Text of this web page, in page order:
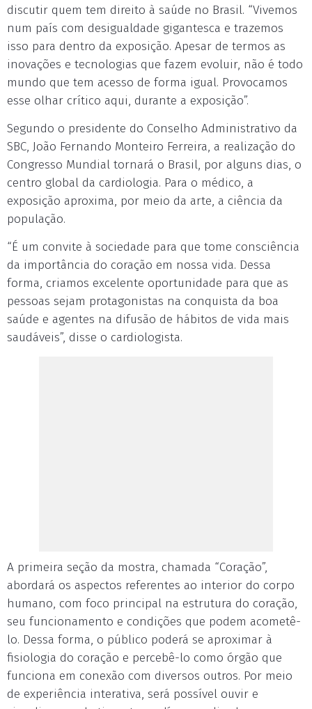
discutir quem tem direito à saúde no Brasil. “Vivemos
num país com desigualdade gigantesca e trazemos
isso para dentro da exposição. Apesar de termos as
inovações e tecnologias que fazem evoluir, não é todo
mundo que tem acesso de forma igual. Provocamos
esse olhar crítico aqui, durante a exposição”.
Segundo o presidente do Conselho Administrativo da
SBC, João Fernando Monteiro Ferreira, a realização do
Congresso Mundial tornará o Brasil, por alguns dias, o
centro global da cardiologia. Para o médico, a
exposição aproxima, por meio da arte, a ciência da
população.
“É um convite à sociedade para que tome consciência
da importância do coração em nossa vida. Dessa
forma, criamos excelente oportunidade para que as
pessoas sejam protagonistas na conquista da boa
saúde e agentes na difusão de hábitos de vida mais
saudáveis”, disse o cardiologista.
A primeira seção da mostra, chamada “Coração”,
abordará os aspectos referentes ao interior do corpo
humano, com foco principal na estrutura do coração,
seu funcionamento e condições que podem acometê-
lo. Dessa forma, o público poderá se aproximar à
fisiologia do coração e percebê-lo como órgão que
funciona em conexão com diversos outros. Por meio
de experiência interativa, será possível ouvir e